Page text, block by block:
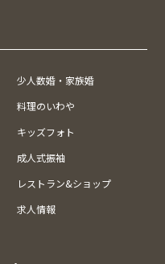
少人数婚・家族婚
料理のいわや
キッズフォト
成人式振袖
レストラン&ショップ
求人情報